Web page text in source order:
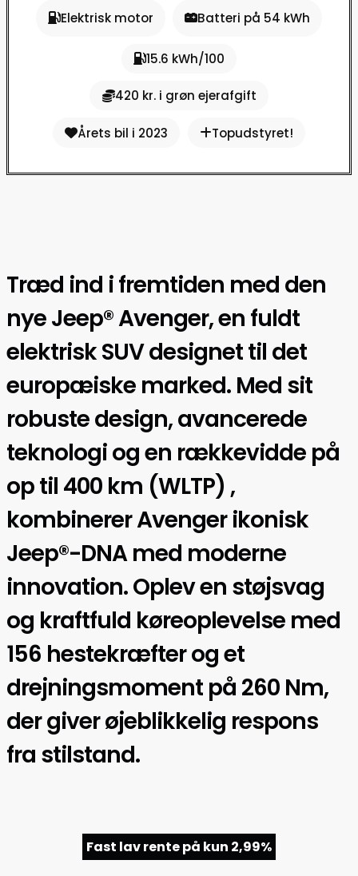
Elektrisk motor Batteri på 54 kWh
15.6 kWh/100
420 kr. i grøn ejerafgift
Årets bil i 2023 Topudstyret!
Træd ind i fremtiden med den
nye Jeep® Avenger, en fuldt
elektrisk SUV designet til det
europæiske marked. Med sit
robuste design, avancerede
teknologi og en rækkevidde på
op til 400 km (WLTP) ,
kombinerer Avenger ikonisk
Jeep®-DNA med moderne
innovation. Oplev en støjsvag
og kraftfuld køreoplevelse med
156 hestekræfter og et
drejningsmoment på 260 Nm,
der giver øjeblikkelig respons
fra stilstand.
Fast lav rente på kun 2,99%